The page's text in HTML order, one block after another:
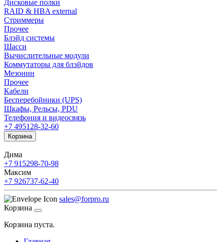
Дисковые полки
RAID & HBA external
Стриммеры
Прочее
Блэйд системы
Шасси
Вычислительные модули
Коммутаторы для блэйдов
Мезонин
Прочее
Кабели
Бесперебойники (UPS)
Шкафы, Рельсы, PDU
Телефония и видеосвязь
+7 495128-32-60
Корзина
Дима
+7 915298-70-98
Максим
+7 926737-62-40
sales@forpro.ru
Корзина
Корзина пуста.